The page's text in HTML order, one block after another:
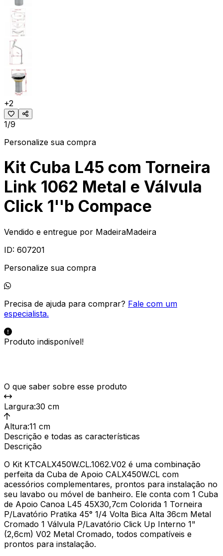
+2
1/9
Personalize sua compra
Kit Cuba L45 com Torneira
Link 1062 Metal e Válvula
Click 1''b Compace
Vendido e entregue por MadeiraMadeira
ID: 607201
Personalize sua compra
Precisa de ajuda para comprar? Fale com um
especialista.
Produto indisponível!
O que saber sobre esse produto
Largura:30 cm
Altura:11 cm
Descrição e todas as características
Descrição
O Kit KTCALX450W.CL.1062.V02 é uma combinação
perfeita da Cuba de Apoio CALX450W.CL com
acessórios complementares, prontos para instalação no
seu lavabo ou móvel de banheiro. Ele conta com 1 Cuba
de Apoio Canoa L45 45X30,7cm Colorida 1 Torneira
P/Lavatório Pratika 45° 1/4 Volta Bica Alta 36cm Metal
Cromado 1 Válvula P/Lavatório Click Up Interno 1"
(2,6cm) V02 Metal Cromado, todos compatíveis e
prontos para instalação.